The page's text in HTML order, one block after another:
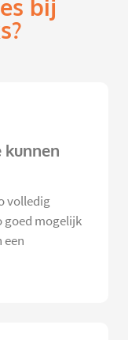
bij
kunnen
volledig
goed mogelijk
een